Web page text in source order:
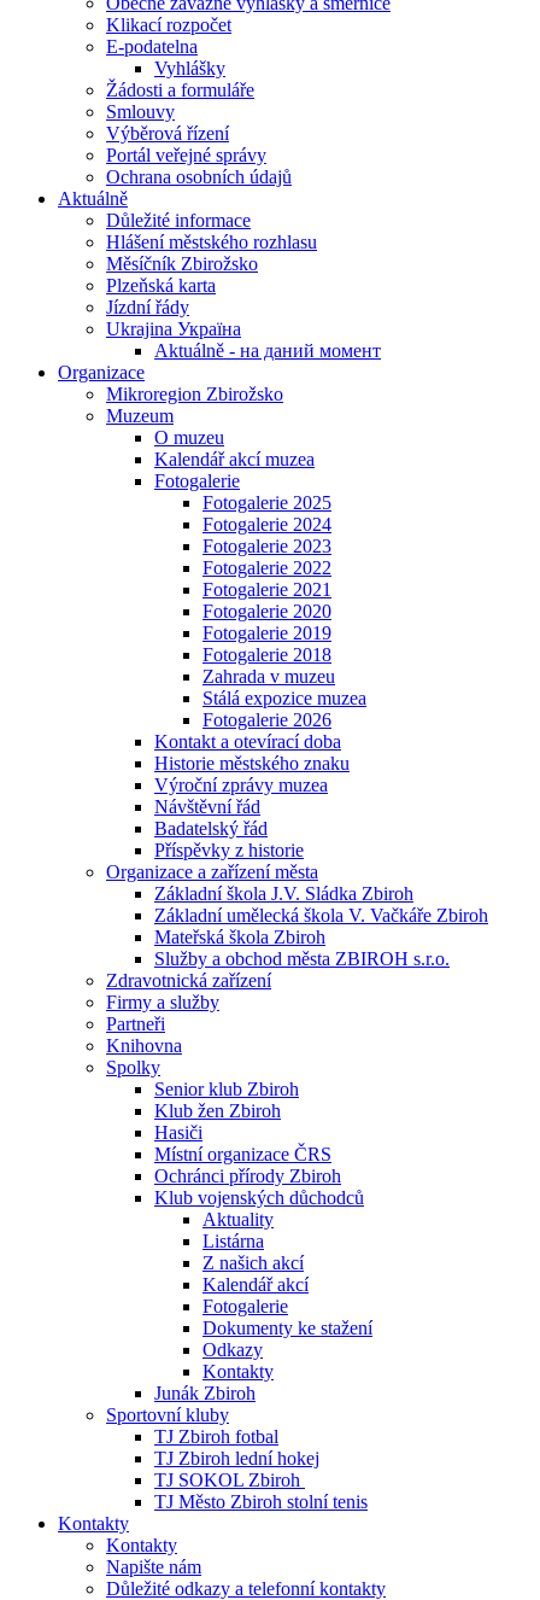
Klikací rozpočet
E-podatelna
Vyhlášky
Žádosti a formuláře
Smlouvy
Výběrová řízení
Portál veřejné správy
Ochrana osobních údajů
Aktuálně
Důležité informace
Hlášení městského rozhlasu
Měsíčník Zbirožsko
Plzeňská karta
Jízdní řády
Ukrajina Україна
Aktuálně - на даний момент
Organizace
Mikroregion Zbirožsko
Muzeum
O muzeu
Kalendář akcí muzea
Fotogalerie
Fotogalerie 2025
Fotogalerie 2024
Fotogalerie 2023
Fotogalerie 2022
Fotogalerie 2021
Fotogalerie 2020
Fotogalerie 2019
Fotogalerie 2018
Zahrada v muzeu
Stálá expozice muzea
Fotogalerie 2026
Kontakt a otevírací doba
Historie městského znaku
Výroční zprávy muzea
Návštěvní řád
Badatelský řád
Příspěvky z historie
Organizace a zařízení města
Základní škola J.V. Sládka Zbiroh
Základní umělecká škola V. Vačkáře Zbiroh
Mateřská škola Zbiroh
Služby a obchod města ZBIROH s.r.o.
Zdravotnická zařízení
Firmy a služby
Partneři
Knihovna
Spolky
Senior klub Zbiroh
Klub žen Zbiroh
Hasiči
Místní organizace ČRS
Ochránci přírody Zbiroh
Klub vojenských důchodců
Aktuality
Listárna
Z našich akcí
Kalendář akcí
Fotogalerie
Dokumenty ke stažení
Odkazy
Kontakty
Junák Zbiroh
Sportovní kluby
TJ Zbiroh fotbal
TJ Zbiroh lední hokej
TJ SOKOL Zbiroh
TJ Město Zbiroh stolní tenis
Kontakty
Kontakty
Napište nám
Důležité odkazy a telefonní kontakty